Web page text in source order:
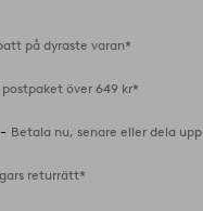
på dyraste varan*
över 649 kr*
Betala nu, senare eller dela upp
returrätt*